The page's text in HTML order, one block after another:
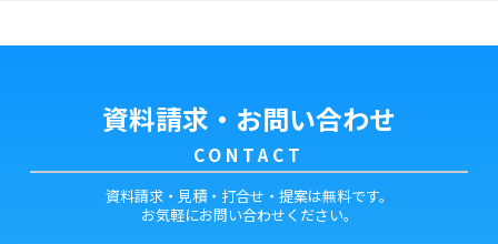
資料請求・お問い合わせ
CONTACT
資料請求・見積・打合せ・提案は無料です。
お気軽にお問い合わせください。